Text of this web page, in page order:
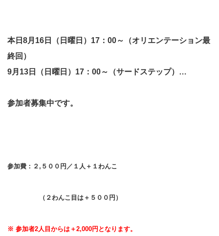
本日8月16日（日曜日）17：00～（オリエンテーション最
終回）
9月13日（日曜日）17：00～（サードステップ） …
参加者募集中です。
参加費：２,５００円／１人＋１わんこ
（２わんこ目は＋５００円）
※ 参加者2人目からは＋2,000円となります。